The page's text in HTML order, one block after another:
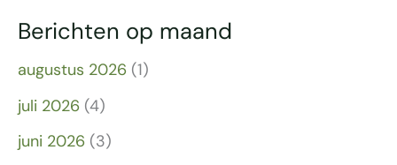
Berichten op maand
augustus 2026 (1)
juli 2026 (4)
juni 2026 (3)